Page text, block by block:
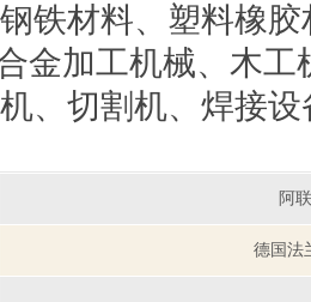
铁材料、塑料橡
金加工机械、木
、切割机、焊接设
阿
德国法